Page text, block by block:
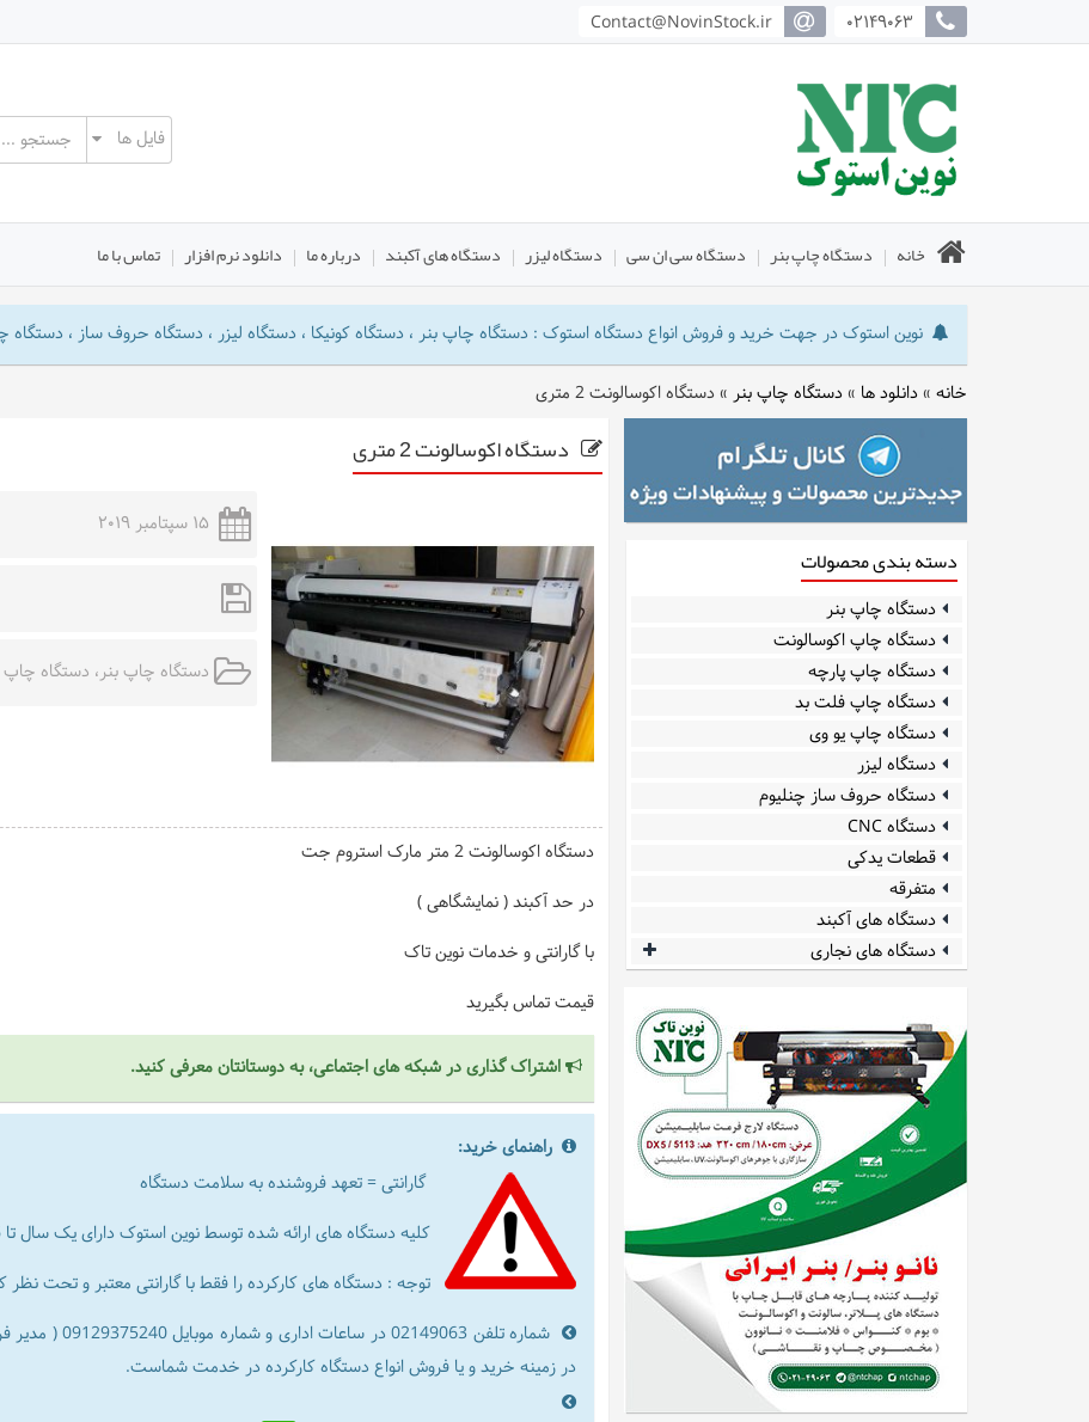
02149063
Contact@NovinStock.ir
خانه دستگاه چاپ بنر دستگاه سی ان سی دستگاه لیزر دستگاه های آکبند درباره ما دانلود نرم افزار تماس با ما
نوین استوک در جهت خرید و فروش انواع دستگاه استوک : دستگاه چاپ بنر ، دستگاه کونیکا ، دستگاه لیزر ، دستگاه حروف ساز ، دستگاه
خانه »دانلود ها »دستگاه چاپ بنر » دستگاه اکوسالونت 2 متری
دستگاه اکوسالونت 2 متری
15 سپتامبر 2019
دستگاه چاپ بنر، دستگاه چاپ
دستگاه اکوسالونت 2 متر مارک استروم جت
در حد آکبند ( نمایشگاهی )
با گارانتی و خدمات نوین تاک
قیمت تماس بگیرید
اشتراک گذاری در شبکه های اجتماعی، به دوستانتان معرفی کنید.
راهنمای خرید:
گارانتی = تعهد فروشنده به سلامت دستگاه
کلیه دستگاه های ارائه شده توسط نوین استوک دارای یک سال تا 6 ماه گارانتی معتبر می باشد.
توجه : دستگاه های کارکرده را فقط با گارانتی معتبر و تحت
شماره تلفن
در زمینه خرید و یا فروش انواع دستگاه کارکرده در خدمت شماست.
دسته بندی محصولات
دستگاه چاپ بنر
دستگاه چاپ اکوسالونت
دستگاه چاپ پارچه
دستگاه چاپ فلت بد
دستگاه چاپ یو وی
دستگاه لیزر
دستگاه حروف ساز چنلیوم
دستگاه CNC
قطعات یدکی
متفرقه
دستگاه های آکبند
دستگاه های نجاری